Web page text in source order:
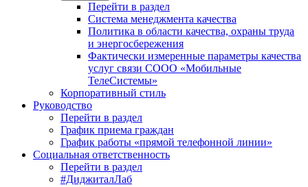
Перейти в раздел
Система менеджмента качества
Политика в области качества, охраны труда
и энергосбережения
Фактически измеренные параметры качества
услуг связи СООО «Мобильные
ТелеСистемы»
Корпоративный стиль
Руководство
Перейти в раздел
График приема граждан
График работы «прямой телефонной линии»
Социальная ответственность
Перейти в раздел
#ДиджиталЛаб